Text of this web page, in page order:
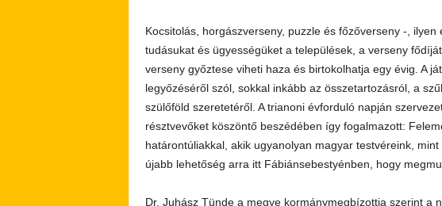
Kocsitolás, horgászverseny, puzzle és főzőverseny -,
tudásukat és ügyességüket a települések, a verseny
verseny győztese viheti haza és birtokolhatja egy évig. A
legyőzéséről szól, sokkal inkább az összetartozásról, a
szülőföld szeretetéről. A trianoni évforduló napján
résztvevőket köszöntő beszédében így fogalmazott:
határontúliakkal, akik ugyanolyan magyar testvéreink,
újabb lehetőség arra itt Fábiánsebestyénben, hogy
Dr. Juhász Tünde a megye kormánymegbízottja szerint a